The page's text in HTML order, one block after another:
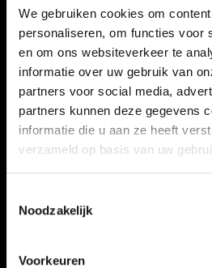
We gebruiken cookies om
personaliseren, om functies voor
en om ons websiteverkeer te
informatie over uw gebruik van
partners voor social media,
partners kunnen deze gegevens
informatie die u aan ze heeft
verzameld op basis van uw
Noodzakelijk
Voorkeuren
Autoverzekeringen
Verkoop
Auto onderhoud
Over Autobedrijf De